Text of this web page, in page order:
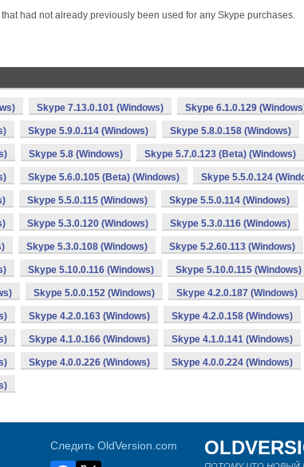
had not already previously been used for any Skype purchases.
Skype 7.13.0.101 (Windows) Skype 6.1.0.129
Skype 5.9.0.114 (Windows) Skype 5.8.0.158 (Windows)
Skype 5.8 (Windows) Skype 5.7.0.123 (Beta) (Windows)
Skype 5.6.0.105 (Beta) (Windows) Skype 5.5.0.124
Skype 5.5.0.115 (Windows) Skype 5.5.0.114 (Windows)
Skype 5.3.0.120 (Windows) Skype 5.3.0.116 (Windows)
Skype 5.3.0.108 (Windows) Skype 5.2.60.113 (Windows)
Skype 5.10.0.116 (Windows) Skype 5.10.0.115 (Windows)
Skype 5.0.0.152 (Windows) Skype 4.2.0.187 (Windows)
Skype 4.2.0.163 (Windows) Skype 4.2.0.158 (Windows)
Skype 4.1.0.166 (Windows) Skype 4.1.0.141 (Windows)
Skype 4.0.0.226 (Windows) Skype 4.0.0.224 (Windows)
Следить OldVersion.com